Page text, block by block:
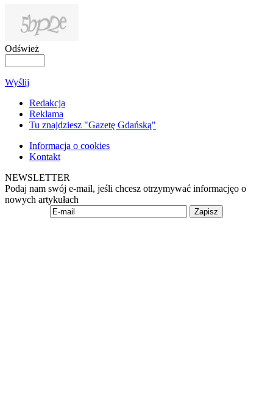
Odśwież
Wyślij
Redakcja
Reklama
Tu znajdziesz "Gazetę Gdańską"
Informacja o cookies
Kontakt
NEWSLETTER
Podaj nam swój e-mail, jeśli chcesz otrzymywać informacjęo o
nowych artykułach
Zapisz